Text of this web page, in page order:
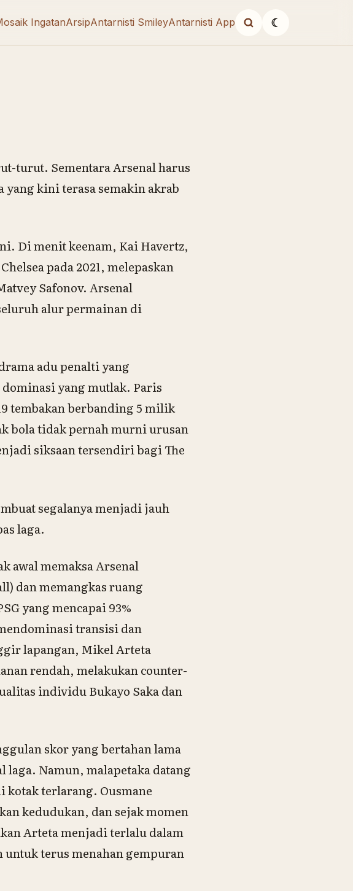
IngatanArsipAntarnisti SmileyAntarnisti App ☾
turut. Sementara Arsenal harus
kini terasa semakin akrab
Di menit keenam, Kai Havertz,
pada 2021, melepaskan
Safonov. Arsenal
alur permainan di
adu penalti yang
yang mutlak. Paris
tembakan berbanding 5 milik
bola tidak pernah murni urusan
siksaan tersendiri bagi The
segalanya menjadi jauh
laga.
awal memaksa Arsenal
dan memangkas ruang
yang mencapai 93%
transisi dan
lapangan, Mikel Arteta
rendah, melakukan counter-
individu Bukayo Saka dan
skor yang bertahan lama
laga. Namun, malapetaka datang
kotak terlarang. Ousmane
kedudukan, dan sejak momen
Arteta menjadi terlalu dalam
terus menahan gempuran